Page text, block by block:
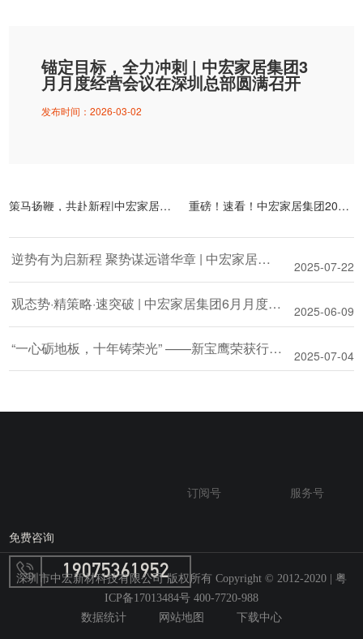
锚定目标，全力冲刺 | 中宏家居集团3
月月度经营会议在深圳总部圆满召开
发布时间：2026-03-02
策马扬鞭，共赴新程|中宏家居集团2026年度系列会议圆满收官 重磅！速看！中宏家居集团2026年1号文件发布《关于开通投诉通道的通知》
逆势有为启新程 聚势谋远谱华章 | 中宏家居集团华南区2025年中服务商大会圆满召开 2025-07-22
观态势·精策略·速突破 | 中宏家居集团6月月度会议圆满举行！ 2025-06-09
“一心砺地板，十年铸荣光” ——新宝鹰荣获行业贡献奖，以恒心定义品质，坚守初心,认真做地板！ 2025-07-04
订阅号 服务号
免费咨询
19075361952
深圳市中宏新材科技有限公司 版权所有 Copyright © 2012-2020 | 粤
ICP备17013484号 400-7720-988
数据统计
网站地图 下载中心